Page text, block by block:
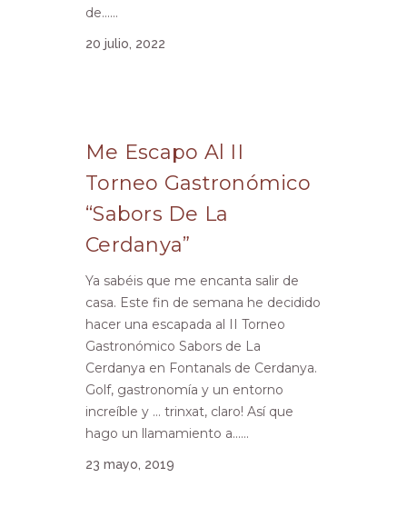
de......
20 julio, 2022
Me Escapo Al II
Torneo Gastronómico
“Sabors De La
Cerdanya”
Ya sabéis que me encanta salir de
casa. Este fin de semana he decidido
hacer una escapada al II Torneo
Gastronómico Sabors de La
Cerdanya en Fontanals de Cerdanya.
Golf, gastronomía y un entorno
increíble y … trinxat, claro! Así que
hago un llamamiento a......
23 mayo, 2019